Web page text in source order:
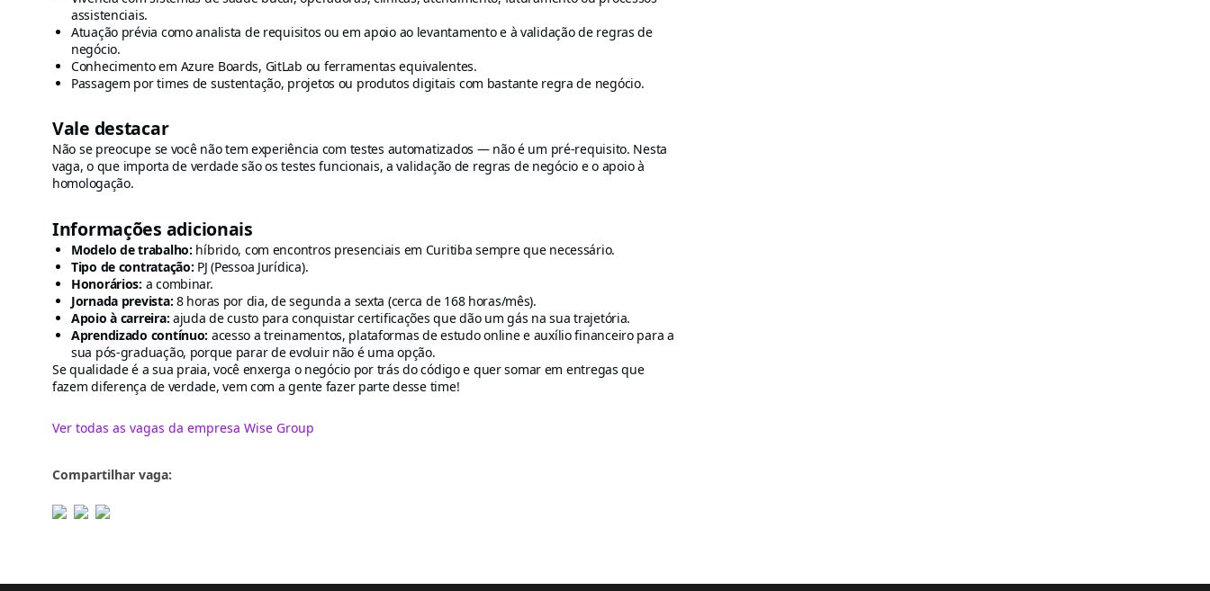
assistenciais.
Atuação prévia como analista de requisitos ou em apoio ao levantamento e à validação de regras de
negócio.
Conhecimento em Azure Boards, GitLab ou ferramentas equivalentes.
Passagem por times de sustentação, projetos ou produtos digitais com bastante regra de negócio.
Vale destacar
Não se preocupe se você não tem experiência com testes automatizados — não é um pré-requisito. Nesta
vaga, o que importa de verdade são os testes funcionais, a validação de regras de negócio e o apoio à
homologação.
Informações adicionais
Modelo de trabalho: híbrido, com encontros presenciais em Curitiba sempre que necessário.
Tipo de contratação: PJ (Pessoa Jurídica).
Honorários: a combinar.
Jornada prevista: 8 horas por dia, de segunda a sexta (cerca de 168 horas/mês).
Apoio à carreira: ajuda de custo para conquistar certificações que dão um gás na sua trajetória.
Aprendizado contínuo: acesso a treinamentos, plataformas de estudo online e auxílio financeiro para a
sua pós-graduação, porque parar de evoluir não é uma opção.
Se qualidade é a sua praia, você enxerga o negócio por trás do código e quer somar em entregas que
fazem diferença de verdade, vem com a gente fazer parte desse time!
Ver todas as vagas da empresa Wise Group
Compartilhar vaga: